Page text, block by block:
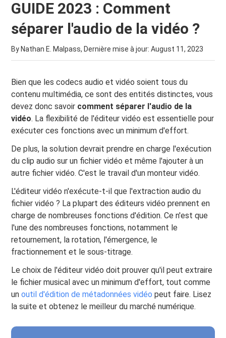
GUIDE 2023 : Comment
séparer l'audio de la vidéo ?
By Nathan E. Malpass, Dernière mise à jour:August 11, 2023
Bien que les codecs audio et vidéo soient tous du
contenu multimédia, ce sont des entités distinctes, vous
devez donc savoir comment séparer l'audio de la
vidéo. La flexibilité de l'éditeur vidéo est essentielle pour
exécuter ces fonctions avec un minimum d'effort.
De plus, la solution devrait prendre en charge l'exécution
du clip audio sur un fichier vidéo et même l'ajouter à un
autre fichier vidéo. C'est le travail d'un monteur vidéo.
L'éditeur vidéo n'exécute-t-il que l'extraction audio du
fichier vidéo ? La plupart des éditeurs vidéo prennent en
charge de nombreuses fonctions d'édition. Ce n'est que
l'une des nombreuses fonctions, notamment le
retournement, la rotation, l'émergence, le
fractionnement et le sous-titrage.
Le choix de l'éditeur vidéo doit prouver qu'il peut extraire
le fichier musical avec un minimum d'effort, tout comme
unoutil d'édition de métadonnées vidéo peut faire. Lisez
la suite et obtenez le meilleur du marché numérique.